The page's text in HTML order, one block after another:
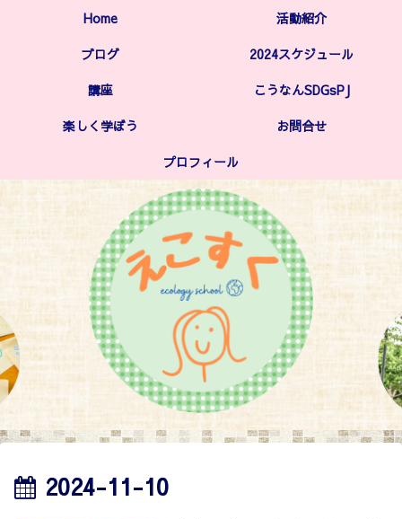
Home
活動紹介
ブログ
2024スケジュール
講座
こうなんSDGsPJ
楽しく学ぼう
お問合せ
プロフィール
2024-11-10